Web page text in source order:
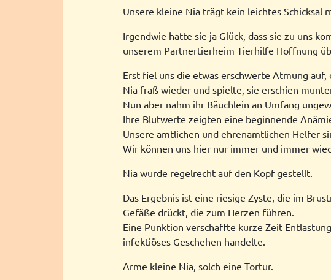
Unsere kleine Nia trägt kein leichtes Schicksal
Irgendwie hatte sie ja Glück, dass sie zu uns
unserem Partnertierheim Tierhilfe Hoffnung
Erst fiel uns die etwas erschwerte Atmung auf,
Nia fraß wieder und spielte, sie erschien
Nun aber nahm ihr Bäuchlein an Umfang
Ihre Blutwerte zeigten eine beginnende
Unsere amtlichen und ehrenamtlichen Helfer
Wir können uns hier nur immer und immer
Nia wurde regelrecht auf den Kopf gestellt.
Das Ergebnis ist eine riesige Zyste, die im
Gefäße drückt, die zum Herzen führen.
Eine Punktion verschaffte kurze Zeit
infektiöses Geschehen handelte.
Arme kleine Nia, solch eine Tortur.